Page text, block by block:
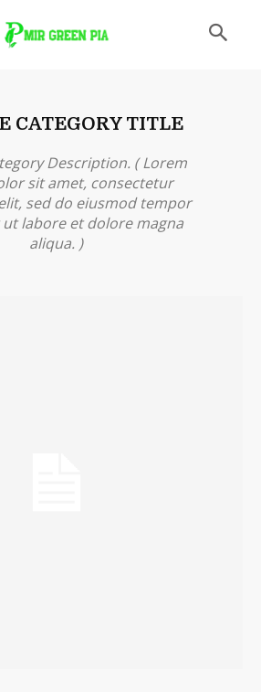
CATEGORY TITLE
Description. ( Lorem
sit amet, consectetur
sed do eiusmod tempor
labore et dolore magna
aliqua. )